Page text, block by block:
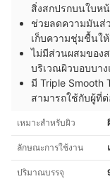
สิ่งสกปรกบนใบห
ช่วยลดความมันส่
เก็บความชุ่มชื้นใ
ไม่มีส่วนผสมของ
บริเวณผิวบอบบา
มี Triple Smooth
สามารถใช้กับผู้ที่
เหมาะสำหรับผิว
ลักษณะการใช้งาน
ปริมาณบรรจุ